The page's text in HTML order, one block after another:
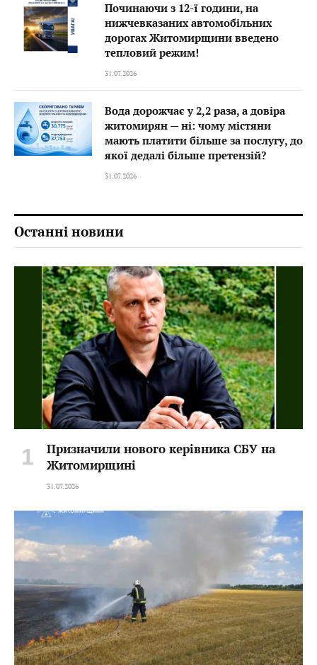
Починаючи з 12-ї години, на
нижчевказаних автомобільних
дорогах Житомирщини введено
тепловий режим!
31.07.2026
Вода дорожчає у 2,2 раза, а довіра
житомирян — ні: чому містяни
мають платити більше за послугу, до
якої дедалі більше претензій?
31.07.2026
Останні новини
Призначили нового керівника СБУ на
Житомирщині
31.07.2026